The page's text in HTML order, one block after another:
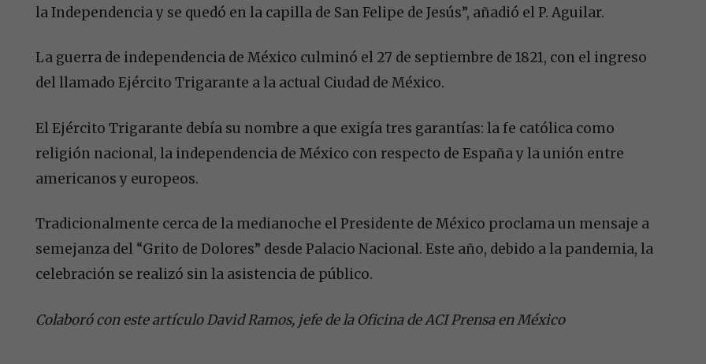
la Independencia y se quedó en la capilla de San Felipe de Jesús”, añadió el P. Aguilar.
La guerra de independencia de México culminó el 27 de septiembre de 1821, con el ingreso
del llamado Ejército Trigarante a la actual Ciudad de México.
El Ejército Trigarante debía su nombre a que exigía tres garantías: la fe católica como
religión nacional, la independencia de México con respecto de España y la unión entre
americanos y europeos.
Tradicionalmente cerca de la medianoche el Presidente de México proclama un mensaje a
semejanza del “Grito de Dolores” desde Palacio Nacional. Este año, debido a la pandemia, la
celebración se realizó sin la asistencia de público.
Colaboró con este artículo David Ramos, jefe de la Oficina de ACI Prensa en México